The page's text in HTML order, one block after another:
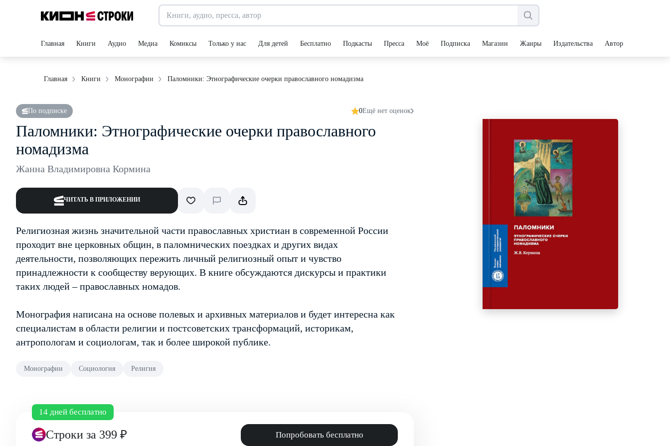
Главная Книги Аудио Медиа Комиксы Только у нас Для детей Бесплатно Подкасты Пресса Моё Подписка Магазин Жанры Издательства Авторы
Главная Книги Монографии Паломники: Этнографические очерки православного номадизма
По подписке 0Ещё нет оценок
Паломники: Этнографические очерки православного
номадизма
Жанна Владимировна Кормина
ЧИТАТЬ В ПРИЛОЖЕНИИ
Религиозная жизнь значительной части православных христиан в современной России
проходит вне церковных общин, в паломнических поездках и других видах
деятельности, позволяющих пережить личный религиозный опыт и чувство
принадлежности к сообществу верующих. В книге обсуждаются дискурсы и практики
таких людей – православных номадов.
Монография написана на основе полевых и архивных материалов и будет интересна как
специалистам в области религии и постсоветских трансформаций, историкам,
антропологам и социологам, так и более широкой публике.
Монографии Социология Религия
14 дней бесплатно
Строки за 399 ₽ Попробовать бесплатно